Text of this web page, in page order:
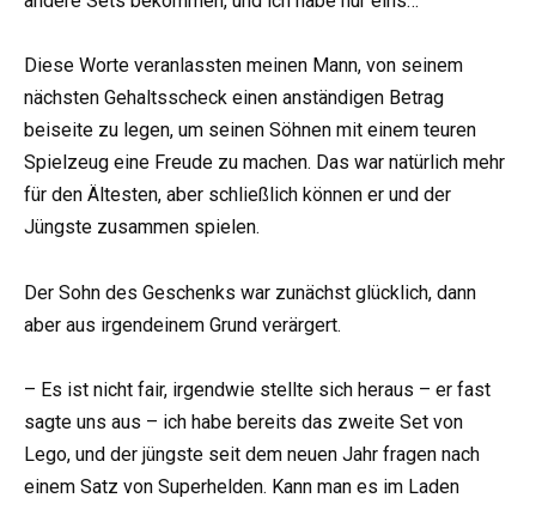
Diese Worte veranlassten meinen Mann, von seinem
nächsten Gehaltsscheck einen anständigen Betrag
beiseite zu legen, um seinen Söhnen mit einem teuren
Spielzeug eine Freude zu machen. Das war natürlich mehr
für den Ältesten, aber schließlich können er und der
Jüngste zusammen spielen.
Der Sohn des Geschenks war zunächst glücklich, dann
aber aus irgendeinem Grund verärgert.
– Es ist nicht fair, irgendwie stellte sich heraus – er fast
sagte uns aus – ich habe bereits das zweite Set von
Lego, und der jüngste seit dem neuen Jahr fragen nach
einem Satz von Superhelden. Kann man es im Laden